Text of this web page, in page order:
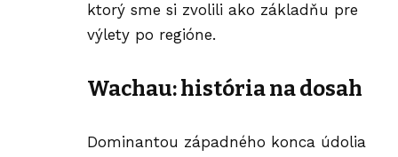
ktorý sme si zvolili ako základňu pre
výlety po regióne.
Wachau: história na dosah
Dominantou západného konca údolia